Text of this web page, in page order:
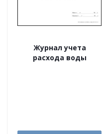
Журнал учета
расхода воды